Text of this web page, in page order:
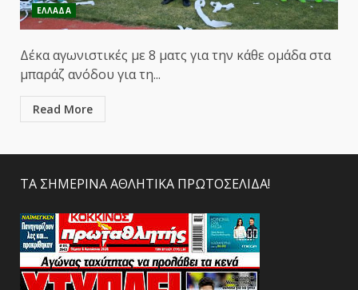
ΕΛΛΑΔΑ
Δέκα αγωνιστικές με 8 ματς για την κάθε ομάδα στα
μπαράζ ανόδου για τη...
Read More
ΤΑ ΣΗΜΕΡΙΝΑ ΑΘΛΗΤΙΚΑ ΠΡΩΤΟΣΕΛΙΔΑ!